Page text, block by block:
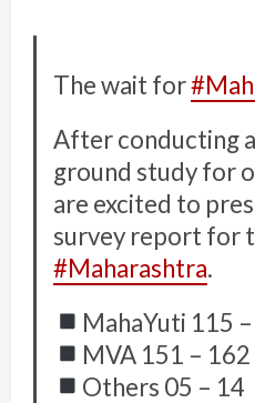
The wait for
After conducting
ground study for
are excited to
survey report for
#Maharashtra.
MahaYuti 115
MVA 151 – 162
Others 05 – 14